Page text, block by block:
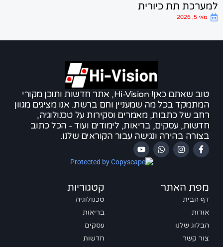
תת כיורית
מאי 5, 2026
טוב שאתם כאן! Hi-Vision, אתר חדשות ותוכן מקורי
המתמקד בכל מה שמעניין וחם ברשת. אנו מציגים מגוון
רחב של כתבות, מאמרים וסקירות על טכנולוגיה,
חדשות, עסקים, בריאות, לימודים ועוד - הכל כתוב
בצורה בהירה ונגישה עבור הקוראים שלנו.
מפת האתר
דף הבית
אודות
הבלוג שלנו
צור קשר
קטגוריות
טכנולוגיה
בריאות
עסקים
חדשות